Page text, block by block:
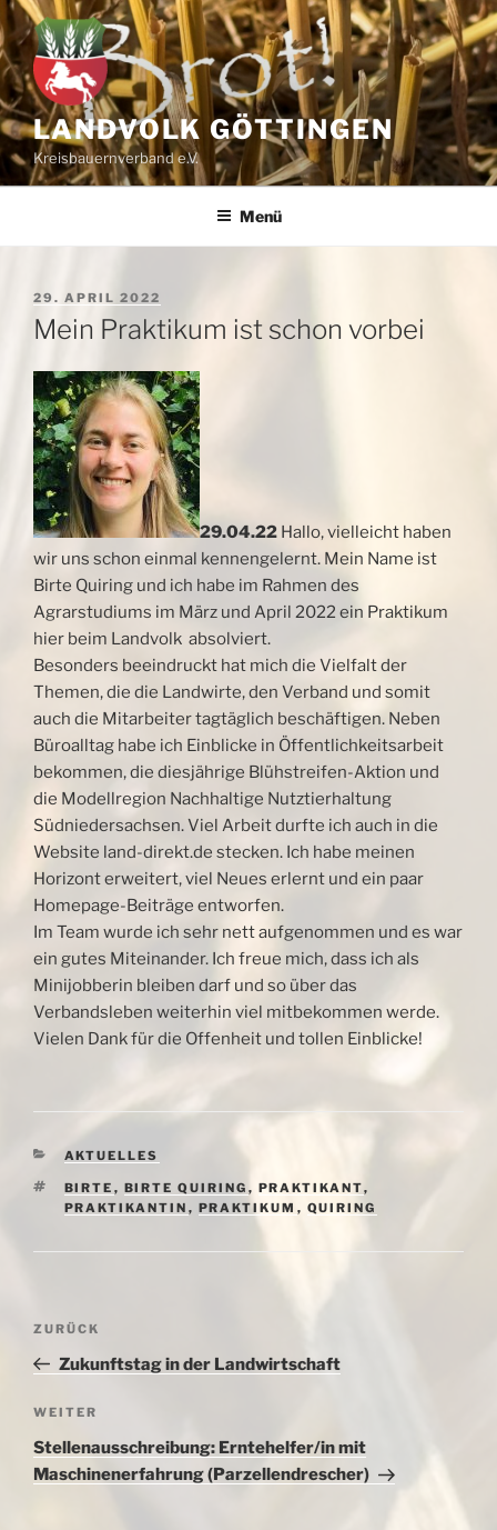
Zum
Inhalt
springen
LANDVOLK GÖTTINGEN
Kreisbauernverband e.V.
Menü
VERÖFFENTLICHT
AM
29. APRIL 2022
Mein Praktikum ist schon vorbei
29.04.22 Hallo, vielleicht haben
wir uns schon einmal kennengelernt. Mein Name ist
Birte Quiring und ich habe im Rahmen des
Agrarstudiums im März und April 2022 ein Praktikum
hier beim Landvolk absolviert.
Besonders beeindruckt hat mich die Vielfalt der
Themen, die die Landwirte, den Verband und somit
auch die Mitarbeiter tagtäglich beschäftigen. Neben
Büroalltag habe ich Einblicke in Öffentlichkeitsarbeit
bekommen, die diesjährige Blühstreifen-Aktion und
die Modellregion Nachhaltige Nutztierhaltung
Südniedersachsen. Viel Arbeit durfte ich auch in die
Website land-direkt.de stecken. Ich habe meinen
Horizont erweitert, viel Neues erlernt und ein paar
Homepage-Beiträge entworfen.
Im Team wurde ich sehr nett aufgenommen und es war
ein gutes Miteinander. Ich freue mich, dass ich als
Minijobberin bleiben darf und so über das
Verbandsleben weiterhin viel mitbekommen werde.
Vielen Dank für die Offenheit und tollen Einblicke!
KATEGORIEN
AKTUELLES
SCHLAGWÖRTER
BIRTE , BIRTE QUIRING , PRAKTIKANT,
PRAKTIKANTIN , PRAKTIKUM , QUIRING
Beitragsnavigation
Vorheriger
Beitrag
ZURÜCK
Zukunftstag in der Landwirtschaft
Nächster
Beitrag
WEITER
Stellenausschreibung: Erntehelfer/in mit
Maschinenerfahrung (Parzellendrescher)